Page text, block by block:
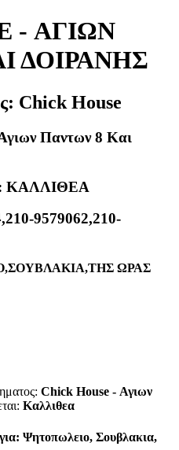
- ΑΓΙΩΝ
ΔΟΙΡΑΝΗΣ
Chick House
Παντων 8 Και
ΚΑΛΛΙΘΕΑ
9579062,210-
ΩΡΑΣ
Chick House - Αγιων
Καλλιθεα
Ψητοπωλειο, Σουβλακια,